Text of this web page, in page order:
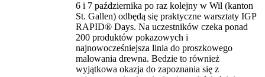
6 i 7 października po raz kolejny w Wil (kanton
St. Gallen) odbędą się praktyczne warsztaty IGP
RAPID® Days. Na uczestników czeka ponad
200 produktów pokazowych i
najnowocześniejsza linia do proszkowego
malowania drewna. Bedzie to również
wyjątkowa okazja do zapoznania się z